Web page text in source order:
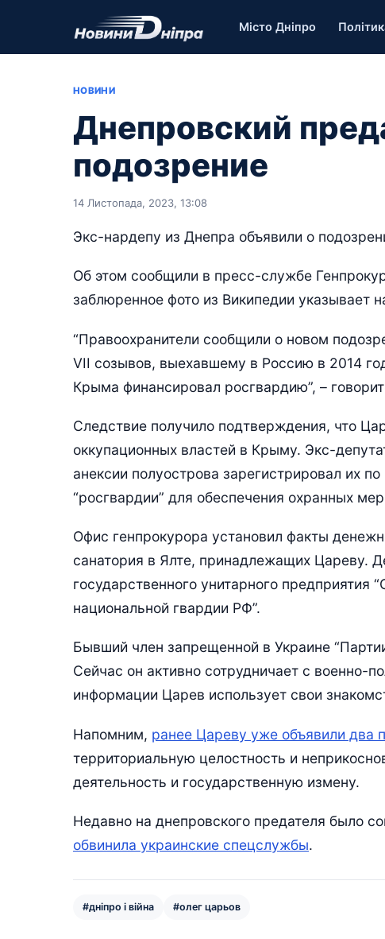
Місто Дніпро
НОВИНИ
Днепровский
подозрение
14 Листопада, 2023, 13:08
Экс-нардепу из Днепра объявили о
Об этом сообщили в пресс-службе
заблюренное фото из Википедии
“Правоохранители сообщили о новом
VII созывов, выехавшему в Россию в 2014
Крыма финансировал росгвардию”, –
Следствие получило подтверждения, что
оккупационных властей в Крыму. Экс-
анексии полуострова зарегистрировал их
“росгвардии” для обеспечения охранных
Офис генпрокурора установил факты
санатория в Ялте, принадлежащих Цареву.
государственного унитарного предприятия
национальной гвардии РФ”.
Бывший член запрещенной в Украине
Сейчас он активно сотрудничает с военно-
информации Царев использует свои
Напомним, ранее Цареву уже объявили два
территориальную целостность и
деятельность и государственную измену.
Недавно на днепровского предателя было
обвинила украинские спецслужбы.
#дніпро і війна #олег царьов